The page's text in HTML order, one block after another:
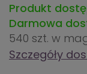
Produkt
Darmowa
540 szt. w
Szczegóły